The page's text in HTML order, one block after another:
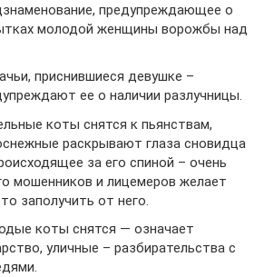
предупреждающее о
молодой женщины ворожбы над
приснившиеся девушке –
ее о наличии разлучницы.
коты снятся к пьянствам,
раскрывают глаза сновидца
за его спиной – очень
мошенников и лицемеров желает
заполучить от него.
коты снятся — означает
уличные – разбирательства с